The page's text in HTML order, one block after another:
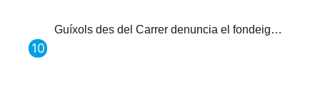
Guíxols des del Carrer denuncia el fondeig…